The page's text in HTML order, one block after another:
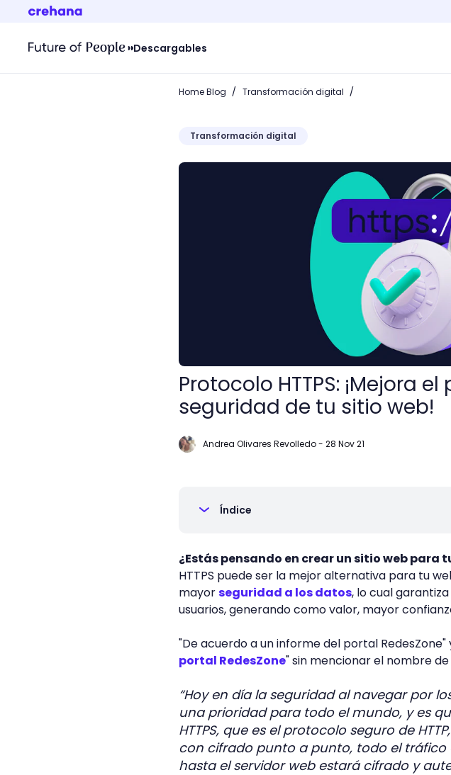
Descargables
Home Blog / Transformación digital /
Transformación digital
Protocolo HTTPS: ¡Mejora el posicionamiento y la
Protocolo HTTPS: ¡Mejora
seguridad de tu sitio web!
Andrea Olivares Revolledo- 28 Nov 21
Índice
¿Estás pensando en crear un sitio web para
HTTPS puede ser la mejor alternativa para tu
mayorseguridad a los datos, lo cual
usuarios, generando como valor, mayor
"De acuerdo a un informe del portal RedesZone"
portal RedesZone" sin mencionar el nombre
“Hoy en día la seguridad al navegar por
una prioridad para todo el mundo, y es
HTTPS, que es el protocolo seguro de
con cifrado punto a punto, todo el
hasta el servidor web estará cifrado y